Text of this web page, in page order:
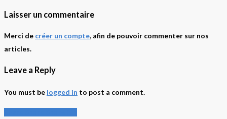
Laisser un commentaire
Merci de créer un compte, afin de pouvoir commenter sur nos
articles.
Leave a Reply
You must be logged in to post a comment.